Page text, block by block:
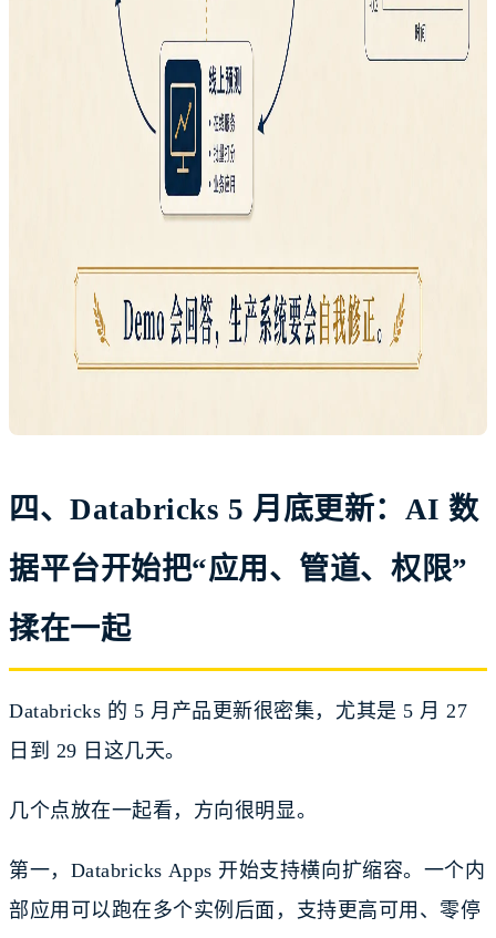
四、Databricks 5 月底更新：AI 数
据平台开始把“应用、管道、权限”
揉在一起
Databricks 的 5 月产品更新很密集，尤其是 5 月 27
日到 29 日这几天。
几个点放在一起看，方向很明显。
第一，Databricks Apps 开始支持横向扩缩容。一个内
部应用可以跑在多个实例后面，支持更高可用、零停